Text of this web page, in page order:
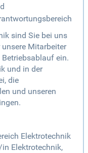
sind Sie bei uns
Mitarbeiter
ein.
und in der
die
und unseren
Elektrotechnik
Elektrotechnik,